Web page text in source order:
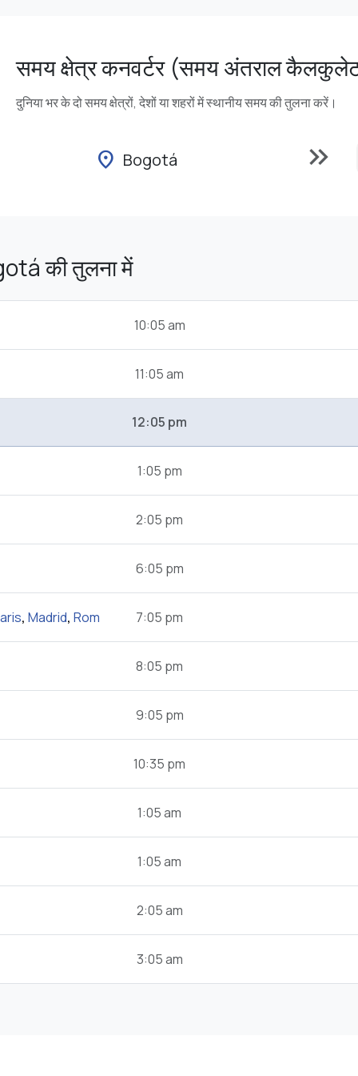
समय क्षेत्र कनवर्टर (समय अंतराल
दुनिया भर के दो समय क्षेत्रों, देशों या शहरों में स्थानीय समय की तुलना करें।
location_on Bogotá keyboard_double_arrow_right
की तुलना में
10:05 am
11:05 am
12:05 pm
1:05 pm
2:05 pm
6:05 pm
, Madrid, Rom 7:05 pm
8:05 pm
9:05 pm
10:35 pm
1:05 am
1:05 am
2:05 am
3:05 am